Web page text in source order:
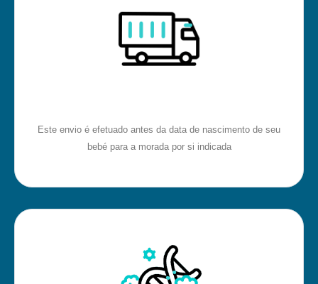
Este envio é efetuado antes da data de nascimento de seu
bebé para a morada por si indicada